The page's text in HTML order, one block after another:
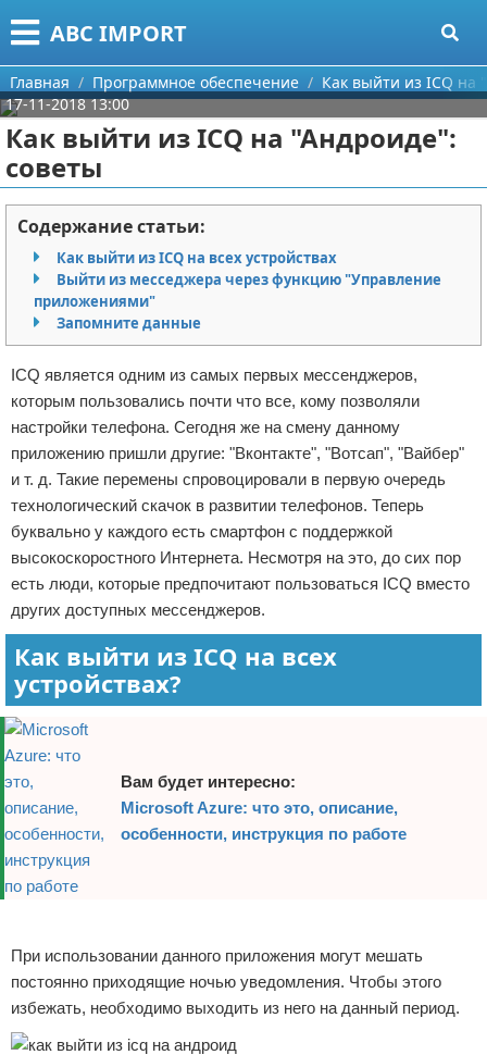
ABC IMPORT
Меню
Главная
Категории
Программирование
Оборудование
Ноутбуки
Сотовые телефоны
Электроника
Современные устройства
GPS
Программное обеспечение
Для автомобиля
Разное
Поиск
О проекте
Контакты
Сотрудничество
Размещение рекламы
Для правообладателей
Условия предоставления информации
Отказ от ответственности
Главная Программное обеспечение
Как выйти из ICQ на
17-11-2018 13:00
Как выйти из ICQ на "Андроиде":
советы
Содержание статьи:
Как выйти из ICQ на всех устройствах
Выйти из месседжера через функцию "Управление
приложениями"
Запомните данные
ICQ является одним из самых первых мессенджеров,
которым пользовались почти что все, кому позволяли
настройки телефона. Сегодня же на смену данному
приложению пришли другие: "Вконтакте", "Вотсап", "Вайбер"
и т. д. Такие перемены спровоцировали в первую очередь
технологический скачок в развитии телефонов. Теперь
буквально у каждого есть смартфон с поддержкой
высокоскоростного Интернета. Несмотря на это, до сих пор
есть люди, которые предпочитают пользоваться ICQ вместо
других доступных мессенджеров.
Как выйти из ICQ на всех
устройствах?
Вам будет интересно:
Microsoft Azure: что это, описание,
особенности, инструкция по работе
При использовании данного приложения могут мешать
постоянно приходящие ночью уведомления. Чтобы этого
избежать, необходимо выходить из него на данный период.